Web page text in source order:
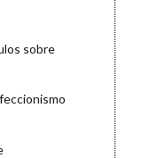
sobre